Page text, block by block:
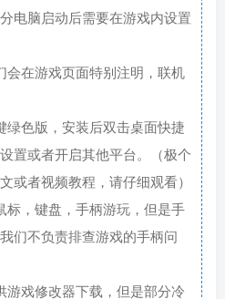
电脑启动后需要在游戏内设置
会在游戏页面特别注明，联机
绿色版，安装后双击桌面快捷
置或者开启其他平台。（极个
或者视频教程，请仔细观看）
标，键盘，手柄游玩，但是手
们不负责排查游戏的手柄问
游戏修改器下载，但是部分冷